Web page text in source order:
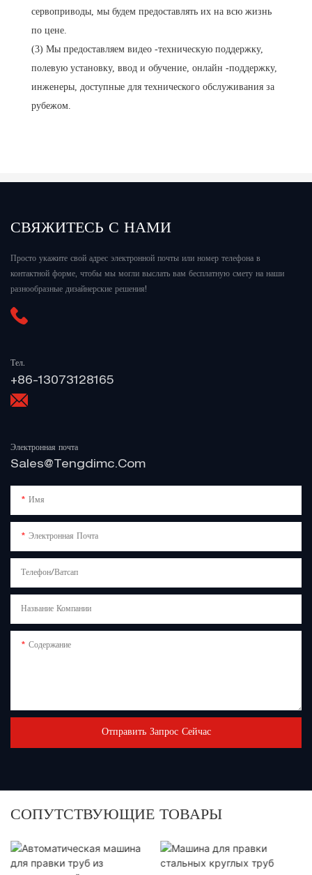
сервоприводы, мы будем предоставлять их на всю жизнь
по цене.
(3) Мы предоставляем видео -техническую поддержку,
полевую установку, ввод и обучение, онлайн -поддержку,
инженеры, доступные для технического обслуживания за
рубежом.
СВЯЖИТЕСЬ С НАМИ
Просто укажите свой адрес электронной почты или номер телефона в
контактной форме, чтобы мы могли выслать вам бесплатную смету на наши
разнообразные дизайнерские решения!
Тел.
+86-13073128165
Электронная почта
Sales@tengdimc.com
Имя
Электронная Почта
Телефон/Ватсап
Название Компании
Содержание
Отправить Запрос Сейчас
СОПУТСТВУЮЩИЕ ТОВАРЫ